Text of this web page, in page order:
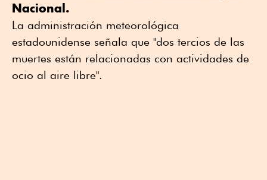
Nacional.
La administración meteorológica
estadounidense señala que "dos tercios de las
muertes están relacionadas con actividades de
ocio al aire libre".